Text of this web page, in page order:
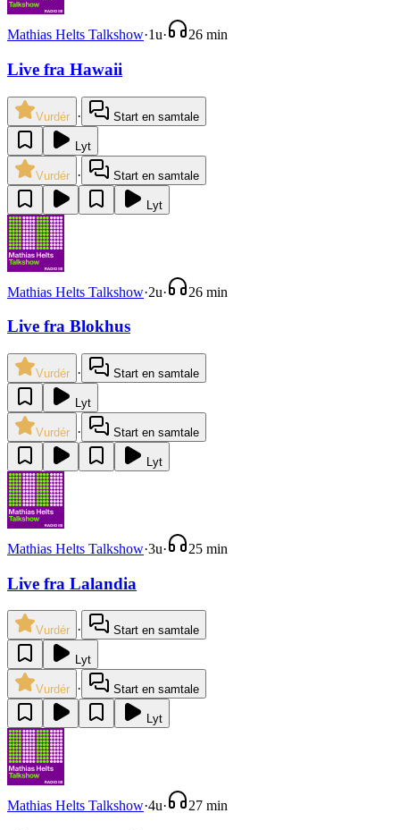
Mathias Helts Talkshow·1u· 26 min
Live fra Hawaii
Vurdér · Start en samtale
Lyt
Vurdér · Start en samtale
Lyt
Mathias Helts Talkshow·2u· 26 min
Live fra Blokhus
Vurdér · Start en samtale
Lyt
Vurdér · Start en samtale
Lyt
Mathias Helts Talkshow·3u· 25 min
Live fra Lalandia
Vurdér · Start en samtale
Lyt
Vurdér · Start en samtale
Lyt
Mathias Helts Talkshow·4u· 27 min